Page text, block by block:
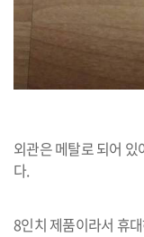
외관은 메탈로 되어
다.
8인치 제품이라서 휴